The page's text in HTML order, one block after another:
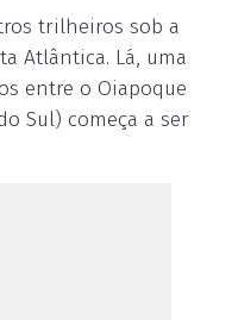
trilheiros sob a
Atlântica. Lá, uma
entre o Oiapoque
Sul) começa a ser